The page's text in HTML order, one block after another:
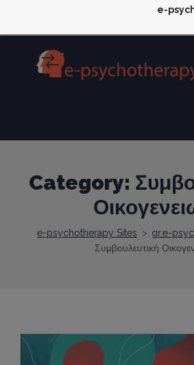
Category:
e-psychotherapy Sites > gr.e-
Συμβουλευτική
e-